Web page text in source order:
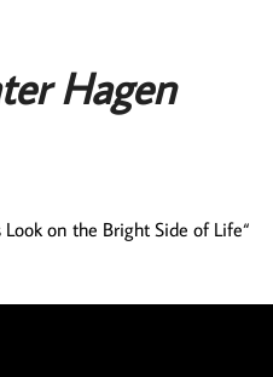
Hagen
on the Bright Side of Life“